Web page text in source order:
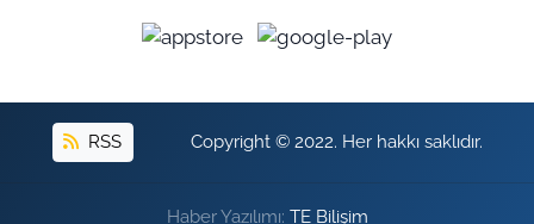
RSS Copyright © 2022. Her hakkı saklıdır.
Haber Yazılımı: TE Bilişim